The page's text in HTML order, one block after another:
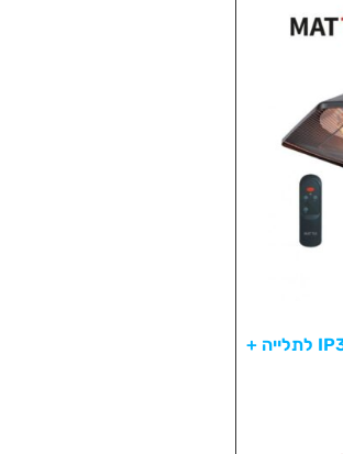
פטריית חימום IP34 ROMA לתלייה +